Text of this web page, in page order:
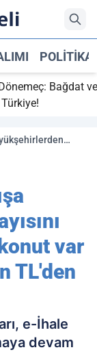
POLITIKA
Bağdat ve
fiyatlar sadece
var
TL'den
e-İhale
devam